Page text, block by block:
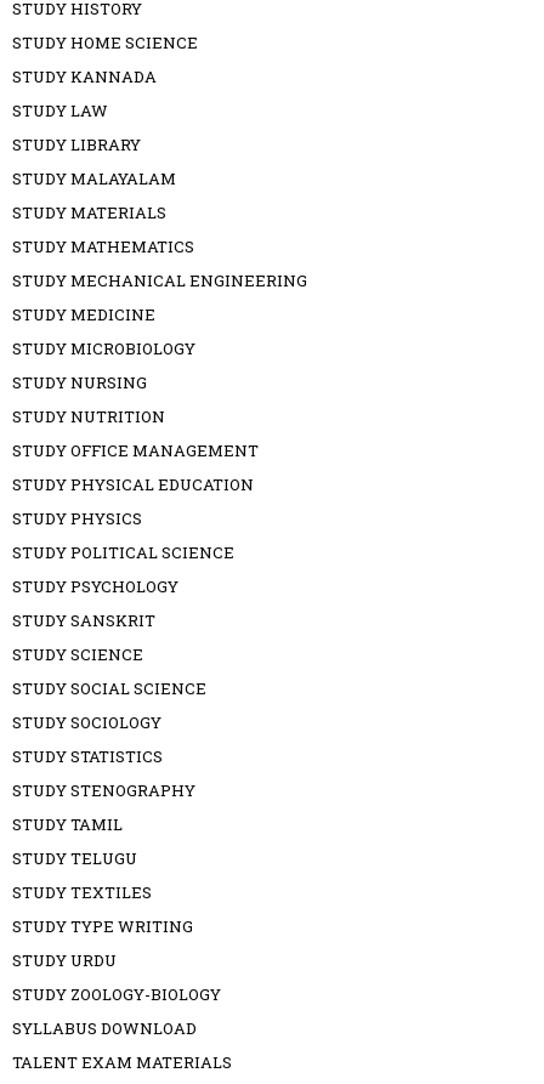
STUDY HISTORY
STUDY HOME SCIENCE
STUDY KANNADA
STUDY LAW
STUDY LIBRARY
STUDY MALAYALAM
STUDY MATERIALS
STUDY MATHEMATICS
STUDY MECHANICAL ENGINEERING
STUDY MEDICINE
STUDY MICROBIOLOGY
STUDY NURSING
STUDY NUTRITION
STUDY OFFICE MANAGEMENT
STUDY PHYSICAL EDUCATION
STUDY PHYSICS
STUDY POLITICAL SCIENCE
STUDY PSYCHOLOGY
STUDY SANSKRIT
STUDY SCIENCE
STUDY SOCIAL SCIENCE
STUDY SOCIOLOGY
STUDY STATISTICS
STUDY STENOGRAPHY
STUDY TAMIL
STUDY TELUGU
STUDY TEXTILES
STUDY TYPE WRITING
STUDY URDU
STUDY ZOOLOGY-BIOLOGY
SYLLABUS DOWNLOAD
TALENT EXAM MATERIALS